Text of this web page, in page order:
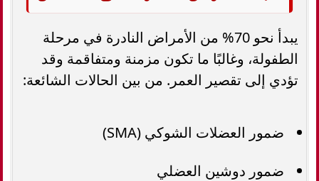
يبدأ نحو 70% من الأمراض النادرة في مرحلة
الطفولة، وغالبًا ما تكون مزمنة ومتفاقمة وقد
تؤدي إلى تقصير العمر. من بين الحالات الشائعة:
ضمور العضلات الشوكي (SMA)
ضمور دوشين العضلي